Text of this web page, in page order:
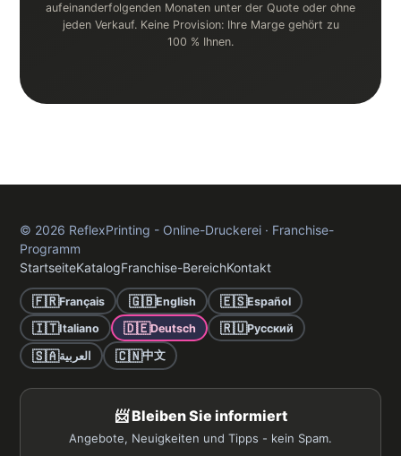
aufeinanderfolgenden Monaten unter der Quote oder ohne
jeden Verkauf. Keine Provision: Ihre Marge gehört zu
100 % Ihnen.
© 2026 ReflexPrinting - Online-Druckerei · Franchise-
Programm
StartseiteKatalogFranchise-BereichKontakt
🇫🇷Français 🇬🇧English 🇪🇸Español
🇮🇹Italiano 🇩🇪Deutsch 🇷🇺Русский
🇸🇦العربية 🇨🇳中文
📨 Bleiben Sie informiert
Angebote, Neuigkeiten und Tipps - kein Spam.